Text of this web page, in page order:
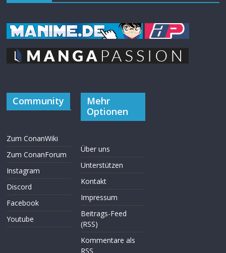
Community
Zum ConanWiki
Zum ConanForum
Instagram
Discord
Facebook
Youtube
Mehr
Optionen
Über uns
Unterstützen
Kontakt
Impressum
Beitrags-Feed
(RSS)
Kommentare als
RSS